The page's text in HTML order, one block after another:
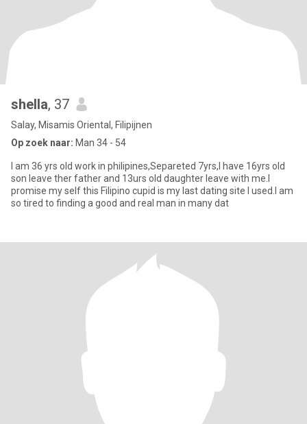
shella, 37
Salay, Misamis Oriental, Filipijnen
Op zoek naar: Man 34 - 54
I am 36 yrs old work in philipines,Separeted 7yrs,I have 16yrs old
son leave ther father and 13urs old daughter leave with me.I
promise my self this Filipino cupid is my last dating site I used.I am
so tired to finding a good and real man in many dat